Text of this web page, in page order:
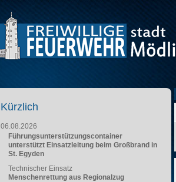
Kürzlich
06.08.2026
Führungsunterstützungscontainer
unterstützt Einsatzleitung beim Großbrand in
St. Egyden
Technischer Einsatz
Menschenrettung aus Regionalzug